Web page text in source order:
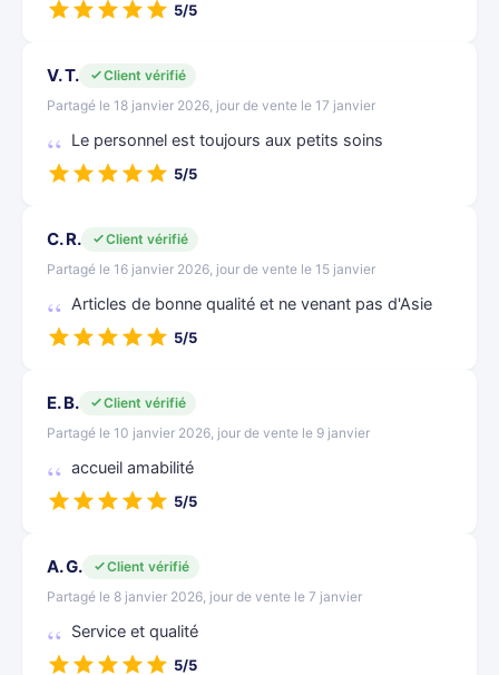
5/5
V. T.
Client vérifié
Partagé le 18 janvier 2026, jour de vente le 17 janvier
Le personnel est toujours aux petits soins
5/5
C. R.
Client vérifié
Partagé le 16 janvier 2026, jour de vente le 15 janvier
Articles de bonne qualité et ne venant pas d'Asie
5/5
E. B.
Client vérifié
Partagé le 10 janvier 2026, jour de vente le 9 janvier
accueil amabilité
5/5
A. G.
Client vérifié
Partagé le 8 janvier 2026, jour de vente le 7 janvier
Service et qualité
5/5